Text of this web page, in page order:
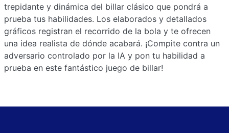
trepidante y dinámica del billar clásico que pondrá a
prueba tus habilidades. Los elaborados y detallados
gráficos registran el recorrido de la bola y te ofrecen
una idea realista de dónde acabará. ¡Compite contra un
adversario controlado por la IA y pon tu habilidad a
prueba en este fantástico juego de billar!